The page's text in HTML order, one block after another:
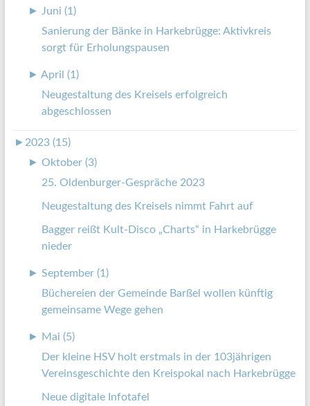
► Juni (1)
Sanierung der Bänke in Harkebrügge: Aktivkreis
sorgt für Erholungspausen
► April (1)
Neugestaltung des Kreisels erfolgreich
abgeschlossen
► 2023 (15)
► Oktober (3)
25. Oldenburger-Gespräche 2023
Neugestaltung des Kreisels nimmt Fahrt auf
Bagger reißt Kult-Disco „Charts“ in Harkebrügge
nieder
► September (1)
Büchereien der Gemeinde Barßel wollen künftig
gemeinsame Wege gehen
►
Mai (5)
Der kleine HSV holt erstmals in der 103jährigen
Vereinsgeschichte den Kreispokal nach Harkebrügge
Neue digitale Infotafel